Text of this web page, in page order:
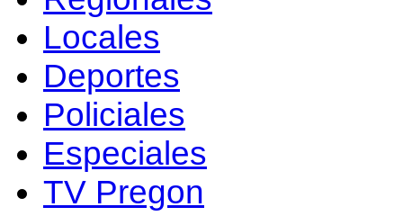
Locales
Deportes
Policiales
Especiales
TV Pregon